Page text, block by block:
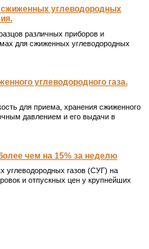
углеводородных
различных приборов и
для сжиженных углеводородных
углеводородного газа.
для приема, хранения сжиженного
давлением и его выдачи в
чем на 15% за неделю
углеводородных газов (СУГ) на
и отпускных цен у крупнейших